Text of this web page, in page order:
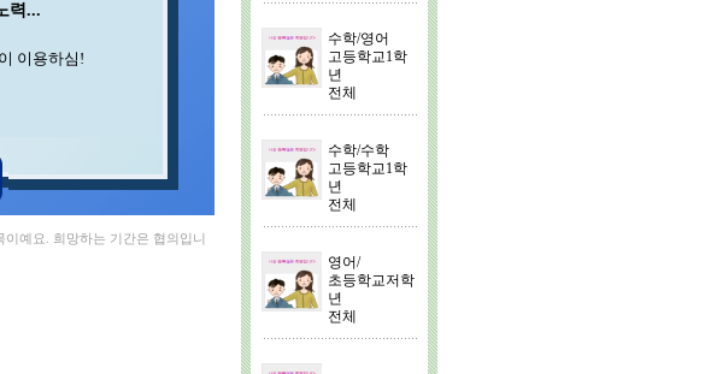
본어
수학/영어
력...
이용하심!
예요. 희망하는 기간은 협의입니
수학/영어
고등학교1학
년
전체
수학/수학
고등학교1학
년
전체
영어/
초등학교저학
년
전체